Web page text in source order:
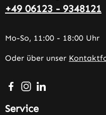
+49 06123 - 9348121
Mo-So, 11:00 - 18:00 Uhr
Oder über unser
Besuche uns auf
Schau auf Instagram
Vernetze dich
Service